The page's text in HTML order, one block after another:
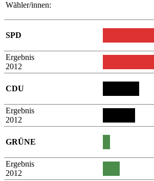
Wähler/innen:
SPD
Ergebnis
2012
CDU
Ergebnis
2012
GRÜNE
Ergebnis
2012